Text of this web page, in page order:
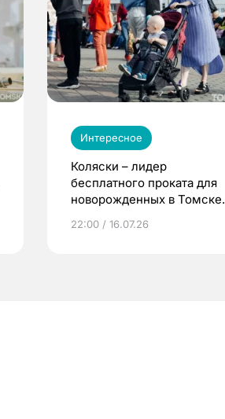
Интересное
Коляски – лидер
бесплатного проката для
новорожденных в Томске.
22:00 / 16.07.26